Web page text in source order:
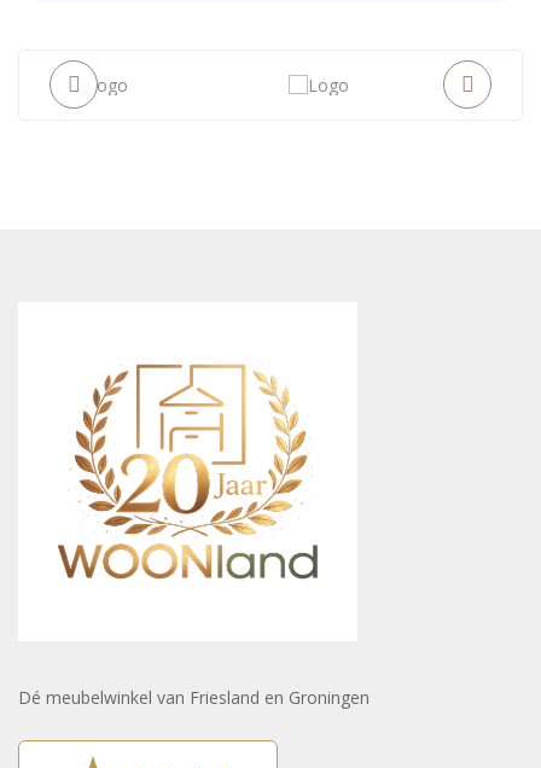
Dé meubelwinkel van Friesland en Groningen